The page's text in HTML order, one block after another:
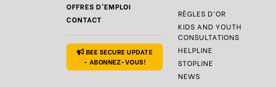
OFFRES D’EMPLOI
CONTACT
BEE SECURE UPDATE
- ABONNEZ-VOUS!
RÈGLES D’OR
KIDS AND YOUTH
CONSULTATIONS
HELPLINE
STOPLINE
NEWS